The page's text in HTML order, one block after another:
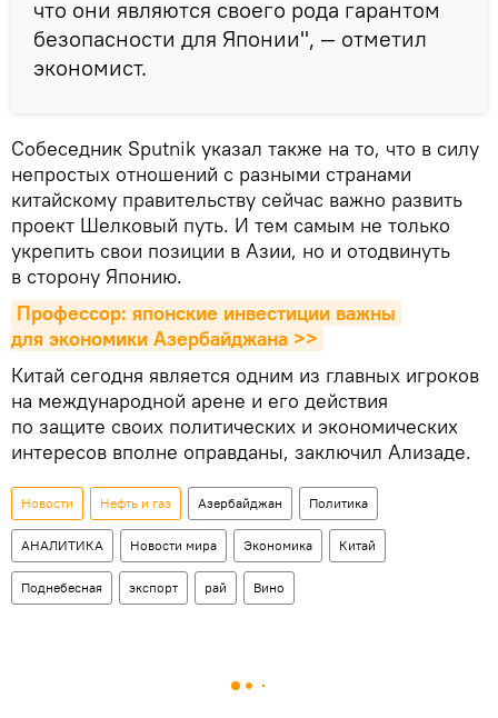
что они являются своего рода гарантом
безопасности для Японии", — отметил
экономист.
Собеседник Sputnik указал также на то, что в силу
непростых отношений с разными странами
китайскому правительству сейчас важно развить
проект Шелковый путь. И тем самым не только
укрепить свои позиции в Азии, но и отодвинуть
в сторону Японию.
Профессор: японские инвестиции важны
для экономики Азербайджана >>
Китай сегодня является одним из главных игроков
на международной арене и его действия
по защите своих политических и экономических
интересов вполне оправданы, заключил Ализаде.
Новости Нефть и газ Азербайджан Политика
АНАЛИТИКА Новости мира Экономика Китай
Поднебесная экспорт рай Вино